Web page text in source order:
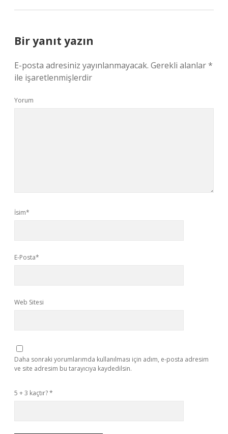
Bir yanıt yazın
E-posta adresiniz yayınlanmayacak. Gerekli alanlar*
ile işaretlenmişlerdir
Yorum
İsim*
E-Posta*
Web Sitesi
Daha sonraki yorumlarımda kullanılması için adım, e-posta adresim
ve site adresim bu tarayıcıya kaydedilsin.
5 + 3 kaçtır?*